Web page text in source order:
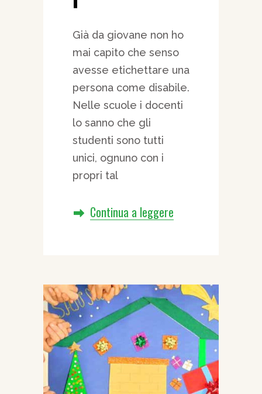
Già da giovane non ho
mai capito che senso
avesse etichettare una
persona come disabile.
Nelle scuole i docenti
lo sanno che gli
studenti sono tutti
unici, ognuno con i
propri tal
Continua a leggere